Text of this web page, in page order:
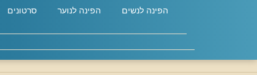
הפינה לנשים הפינה לנוער סרטונים